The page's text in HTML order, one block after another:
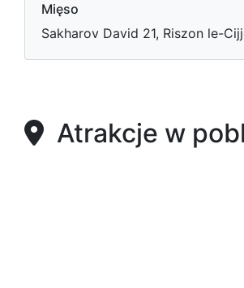
Mięso
Sakharov David 21, Riszon le-
Atrakcje w